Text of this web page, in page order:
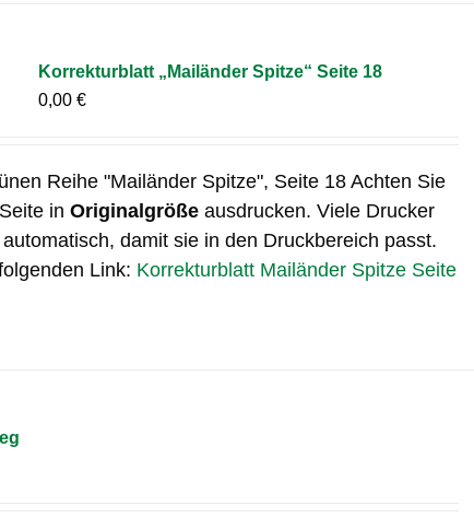
Korrekturblatt „Mailänder Spitze“ Seite 18
0,00€
Reihe "Mailänder Spitze", Seite 18 Achten Sie
inOriginalgröße ausdrucken. Viele Drucker
damit sie in den Druckbereich passt.
Link: Korrekturblatt Mailänder Spitze Seite